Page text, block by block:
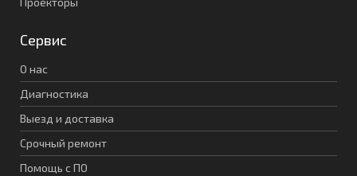
Сервис
О нас
Диагностика
Выезд и доставка
Срочный ремонт
Помощь с ПО